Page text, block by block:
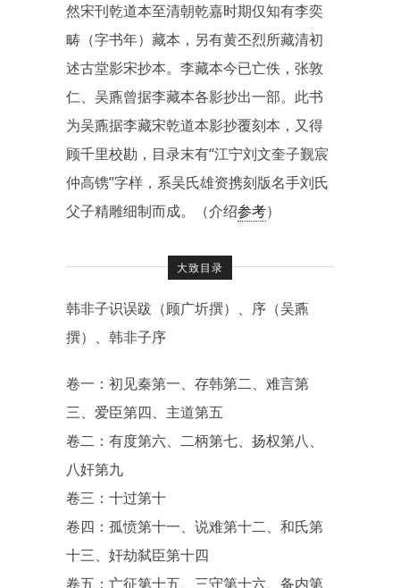
然宋刊乾道本至清朝乾嘉时期仅知有李奕
畴（字书年）藏本，另有黄丕烈所藏清初
述古堂影宋抄本。李藏本今已亡佚，张敦
仁、吴鼒曾据李藏本各影抄出一部。此书
为吴鼒据李藏宋乾道本影抄覆刻本，又得
顾千里校勘，目录末有“江宁刘文奎子觐宸
仲高镌”字样，系吴氏雄资携刻版名手刘氏
父子精雕细制而成。（介绍参考）
大致目录
韩非子识误跋（顾广圻撰）、序（吴鼒
撰）、韩非子序
卷一：初见秦第一、存韩第二、难言第
三、爱臣第四、主道第五
卷二：有度第六、二柄第七、扬权第八、
八奸第九
卷三：十过第十
卷四：孤愤第十一、说难第十二、和氏第
十三、奸劫弑臣第十四
卷五：亡征第十五、三守第十六、备内第